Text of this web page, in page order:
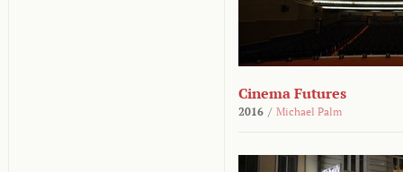
Cinema Futures
2016 / Michael Palm